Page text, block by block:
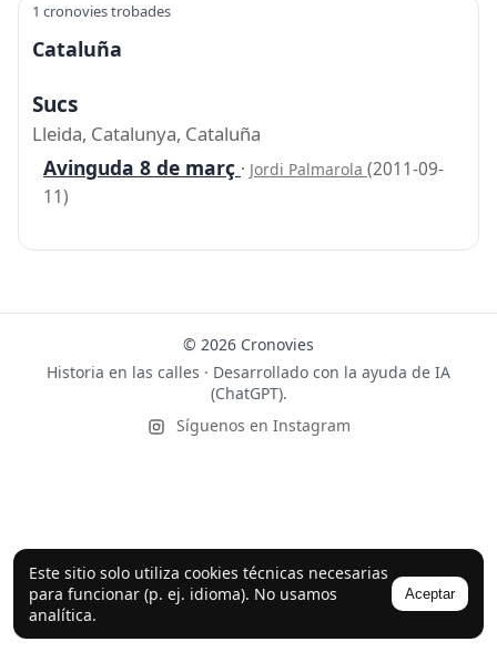
Este sitio solo utiliza cookies técnicas necesarias
para funcionar (p. ej. idioma). No usamos
analítica.
Aceptar
1 cronovies trobades
Cataluña
Sucs
Lleida, Catalunya, Cataluña
Avinguda 8 de març · Jordi Palmarola (2011-09-
11)
© 2026 Cronovies
Historia en las calles · Desarrollado con la ayuda de IA
(ChatGPT).
Síguenos en Instagram